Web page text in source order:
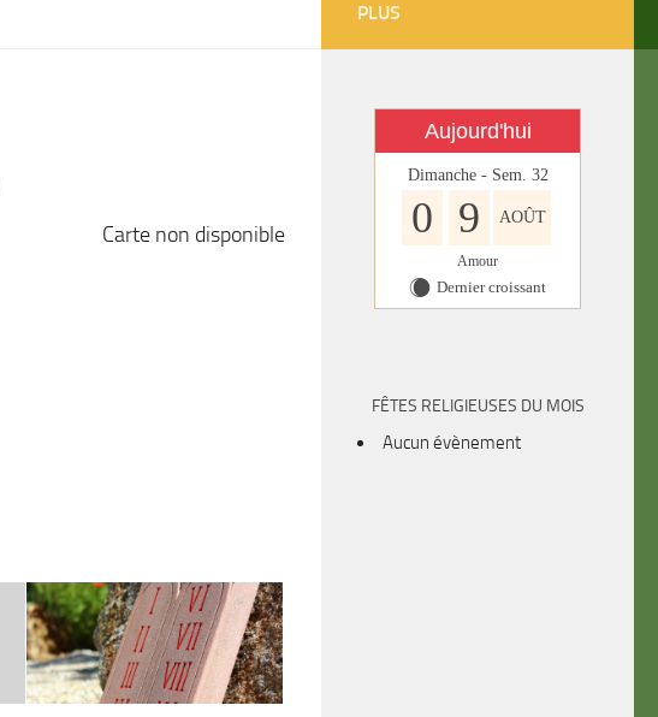
Carte non disponible
PLUS
Aujourd'hui
Dimanche - Sem. 32
0 9 AOÛT
Amour
X Dernier croissant
FÊTES RELIGIEUSES DU MOIS
Aucun évènement